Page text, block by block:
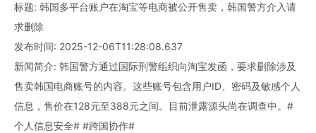
标题: 韩国多平台账户在淘宝等电商被公开售卖，韩国警方介入请
求删除
发布时间: 2025-12-06T11:28:08.637
新闻简介: 韩国警方通过国际刑警组织向淘宝发函，要求删除涉及
售卖韩国电商账号的内容。这些账号包含用户ID、密码及敏感个人
信息，售价在128元至388元之间。目前泄露源头尚在调查中。#
个人信息安全# #跨国协作#